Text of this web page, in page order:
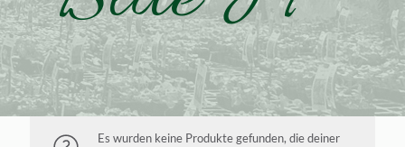
Es wurden keine Produkte gefunden, die deiner